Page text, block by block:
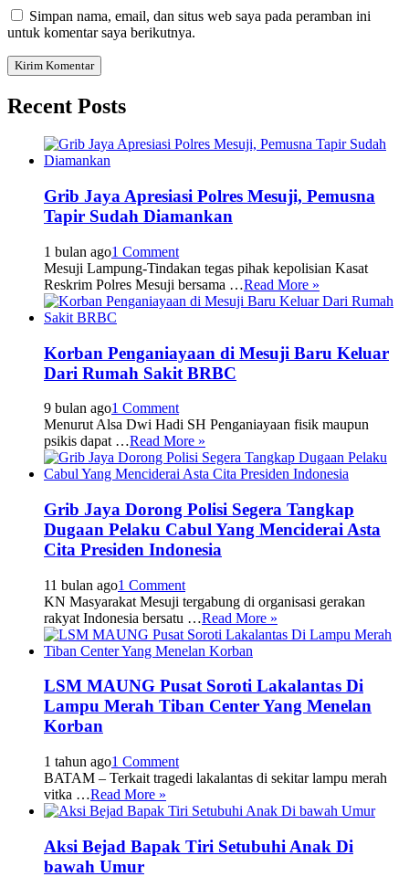
Simpan nama, email, dan situs web saya pada peramban ini
untuk komentar saya berikutnya.
Recent Posts
Grib Jaya Apresiasi Polres Mesuji, Pemusna
Tapir Sudah Diamankan
1 bulan ago1 Comment
Mesuji Lampung-Tindakan tegas pihak kepolisian Kasat
Reskrim Polres Mesuji bersama …Read More »
Korban Penganiayaan di Mesuji Baru Keluar
Dari Rumah Sakit BRBC
9 bulan ago1 Comment
Menurut Alsa Dwi Hadi SH Penganiayaan fisik maupun
psikis dapat …Read More »
Grib Jaya Dorong Polisi Segera Tangkap
Dugaan Pelaku Cabul Yang Menciderai Asta
Cita Presiden Indonesia
11 bulan ago1 Comment
KN Masyarakat Mesuji tergabung di organisasi gerakan
rakyat Indonesia bersatu …Read More »
LSM MAUNG Pusat Soroti Lakalantas Di
Lampu Merah Tiban Center Yang Menelan
Korban
1 tahun ago1 Comment
BATAM – Terkait tragedi lakalantas di sekitar lampu merah
vitka …Read More »
Aksi Bejad Bapak Tiri Setubuhi Anak Di
bawah Umur